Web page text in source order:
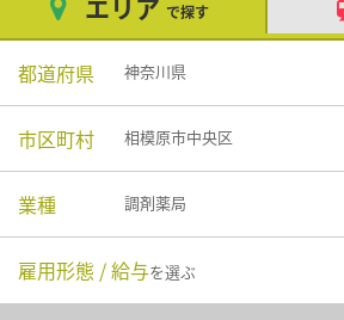
エリア で探す
都道府県 神奈川県
市区町村 相模原市中央区
業種 調剤薬局
雇用形態 / 給与を選ぶ